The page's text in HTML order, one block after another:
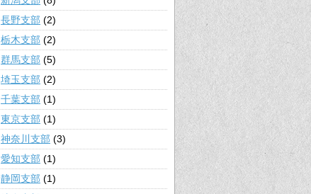
長野支部 (2)
栃木支部 (2)
群馬支部 (5)
埼玉支部 (2)
千葉支部 (1)
東京支部 (1)
神奈川支部 (3)
愛知支部 (1)
静岡支部 (1)